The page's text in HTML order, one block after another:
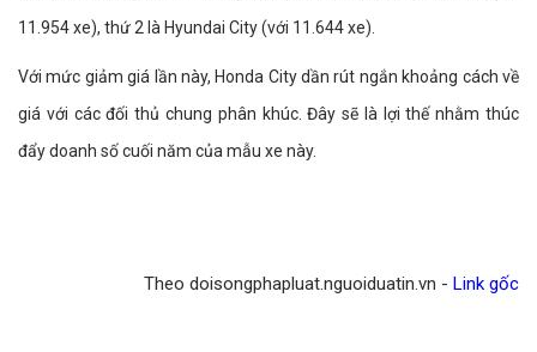
11.954 xe), thứ 2 là Hyundai City (với 11.644 xe).
Với mức giảm giá lần này, Honda City dần rút ngắn khoảng cách về
giá với các đối thủ chung phân khúc. Đây sẽ là lợi thế nhằm thúc
đẩy doanh số cuối năm của mẫu xe này.
Theo doisongphapluat.nguoiduatin.vn - Link gốc